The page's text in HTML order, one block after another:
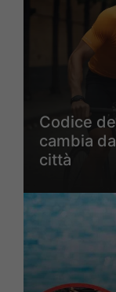
Codice
cambia
città